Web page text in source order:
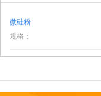
微硅粉
规格：